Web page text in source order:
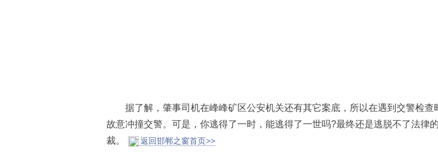
据了解，肇事司机在峰峰矿区公安机关还有其它案底，所以在遇到交警检查
故意冲撞交警。可是，你逃得了一时，能逃得了一世吗?最终还是逃脱不了法律
裁。
返回邯郸之窗首页>>